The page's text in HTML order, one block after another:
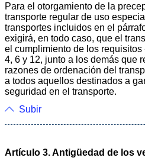
Para el otorgamiento de la
transporte regular de uso
transportes incluidos en el
exigirá, en todo caso, que el
el cumplimiento de los
4, 6 y 12, junto a los demás que
razones de ordenación del
a todos aquellos destinados a
seguridad en el transporte.
Subir
Artículo 3. Antigüedad de los